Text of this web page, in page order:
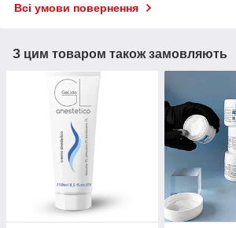
Всі умови повернення
З цим товаром також замовляють